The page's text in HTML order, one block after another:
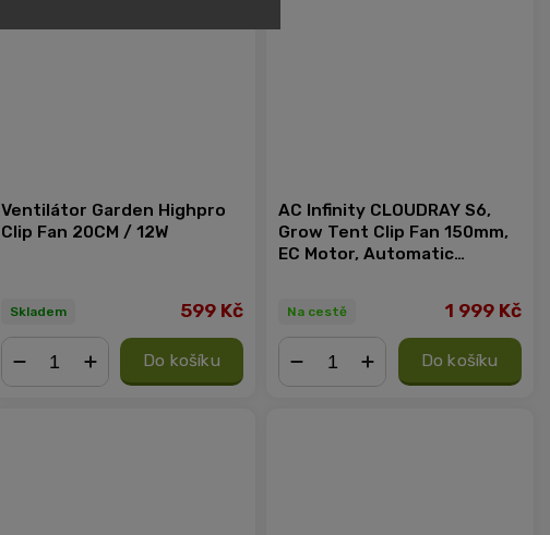
Ventilátor Garden Highpro
Clip Fan 20CM / 12W
Skladem 599 Kč
Do košíku
AC Infinity CLOUDRAY S6,
Grow Tent Clip Fan 150mm,
EC Motor, Automatic
Fan Speeds
Na cestě 1 999 Kč
Do košíku